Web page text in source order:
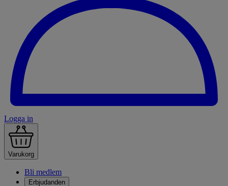
Logga in
Varukorg
Bli medlem
Erbjudanden